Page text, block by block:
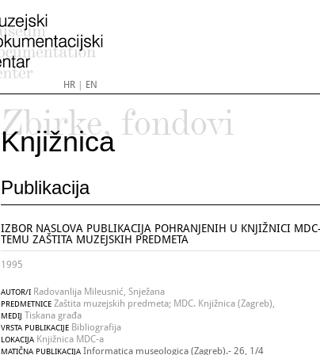
HR| EN
Zbirke, fondovi
Knjižnica
Publikacija
IZBOR NASLOVA PUBLIKACIJA POHRANJENIH U KNJIŽNICI
TEMU ZAŠTITA MUZEJSKIH PREDMETA
1995
AUTOR/I Radovanlija Mileusnić, Snježana
PREDMETNICE Zaštita muzejskih predmeta; MDC. Knjižnica (Zagreb),
MEDIJ Tiskana građa
VRSTA PUBLIKACIJE Bibliografija
LOKACIJA Knjižnica MDC-a
MATIČNA PUBLIKACIJA Informatica museologica (Zagreb).- 26, 1/4